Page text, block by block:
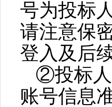
号为投标
请注意保
登入及后
②投标人
账号信息